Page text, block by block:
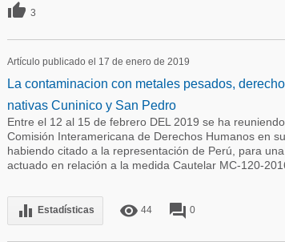
 3
Artículo publicado el 17 de enero de 2019
La contaminacion con metales pesados,
nativas Cuninico y San Pedro
Entre el 12 al 15 de febrero DEL 2019 se ha
Comisión Interamericana de Derechos Humanos en
habiendo citado a la representación de Perú, para
actuado en relación a la medida Cautelar MC-120-
equalizer Estadísticas remove_red_eye 44 forum 0